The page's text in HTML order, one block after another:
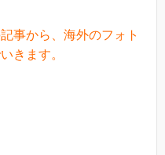
事から、海外のフォト
きます。